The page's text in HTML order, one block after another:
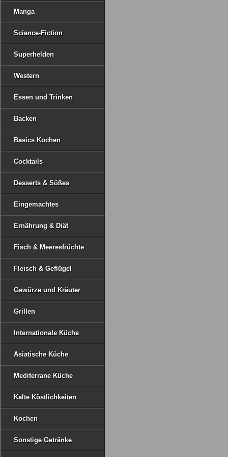
Manga
Science-Fiction
Superhelden
Western
Essen und Trinken
Backen
Basics Kochen
Cocktails
Desserts & Süßes
Eingemachtes
Ernährung & Diät
Fisch & Meeresfrüchte
Fleisch & Geflügel
Gewürze und Kräuter
Grillen
Internationale Küche
Asiatische Küche
Mediterrane Küche
Kalte Köstlichkeiten
Kochen
Sonstige Getränke